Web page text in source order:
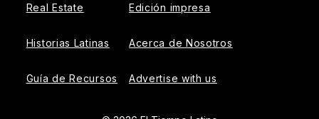
Real Estate
Historias Latinas
Guía de Recursos
Edición impresa
Acerca de Nosotros
Advertise with us